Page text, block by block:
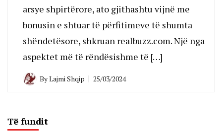
arsye shpirtërore, ato gjithashtu vijnë me
bonusin e shtuar të përfitimeve të shumta
shëndetësore, shkruan realbuzz.com. Një nga
aspektet më të rëndësishme të […]
ByLajmi Shqip 25/03/2024
Të fundit